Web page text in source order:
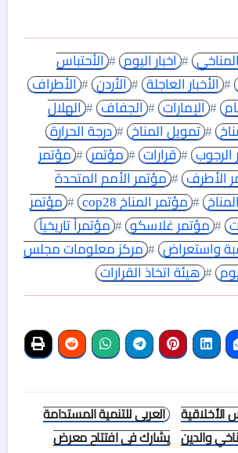
المناخي # اخبار اليوم # الأحتباس
# الأخبار العاجلة # الأردن # الأطراف
# الإمارات # الجفاف # الهلال
# تمويل المناخ # درجة الحرارة
الرجوب # قرارات # مؤتمر # مؤتمر
الأطرف # مؤتمر الأمم المتحدة
# مؤتمر المناخ cop28 # مؤتمر
# مؤتمر غلاسكو # مؤتمراً تاريخياً
واستعراض # مركز معلومات مجلس
# هيئة اتخاذ القرارات
العربى للتنمية المستدامة
يشارك فى افتتاح معرض
الأخلاقية
والدين